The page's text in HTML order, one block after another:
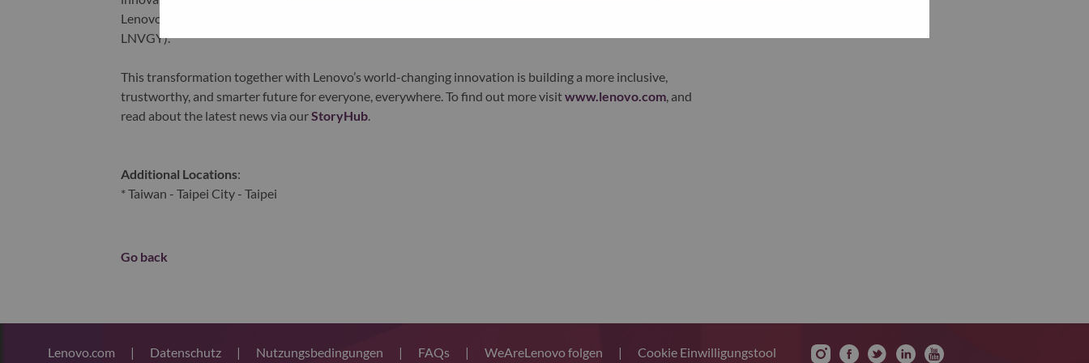
Lenovo is listed on the Hong Kong stock exchange under Lenovo Group Limited (HKSE: 992) (ADR:
LNVGY).
This transformation together with Lenovo’s world-changing innovation is building a more inclusive,
trustworthy, and smarter future for everyone, everywhere. To find out more visitwww.lenovo.com, and
read about the latest news via ourStoryHub.
Additional Locations:
* Taiwan - Taipei City - Taipei
Go back
Lenovo.com | Datenschutz | Nutzungsbedingungen | FAQs | WeAreLenovo folgen | Cookie Einwilligungstool